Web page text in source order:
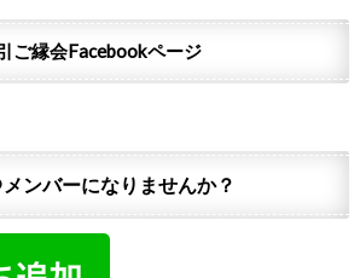
ご縁会Facebookページ
ンバーになりませんか？